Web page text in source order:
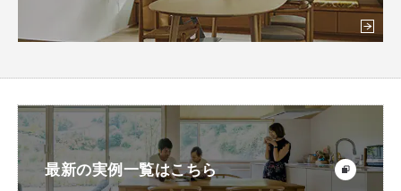
最新の実例一覧はこちら